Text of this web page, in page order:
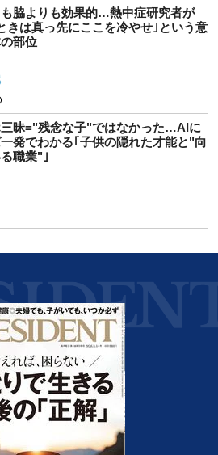
脇よりも効果的…熱中症研究者が
きは真っ先にここを冷やせ｣という意
部位
三昧="残念な子"ではなかった…AIに
発でわかる｢子供の隠れた才能と"向
職業"｣